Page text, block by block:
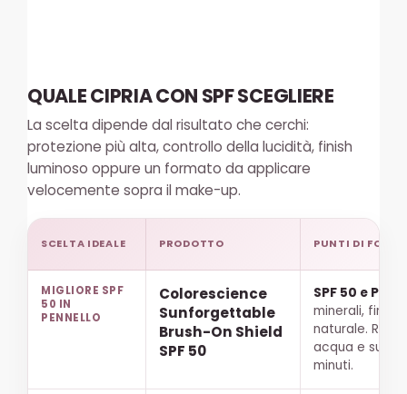
QUALE CIPRIA CON SPF SCEGLIERE
La scelta dipende dal risultato che cerchi:
protezione più alta, controllo della lucidità, finish
luminoso oppure un formato da applicare
velocemente sopra il make-up.
SCELTA IDEALE PRODOTTO PUNTI DI FORZA
MIGLIORE SPF
50 IN
PENNELLO
Colorescience
Sunforgettable
Brush-On Shield
SPF 50
SPF 50 e
minerali, finish
naturale.
acqua e
minuti.